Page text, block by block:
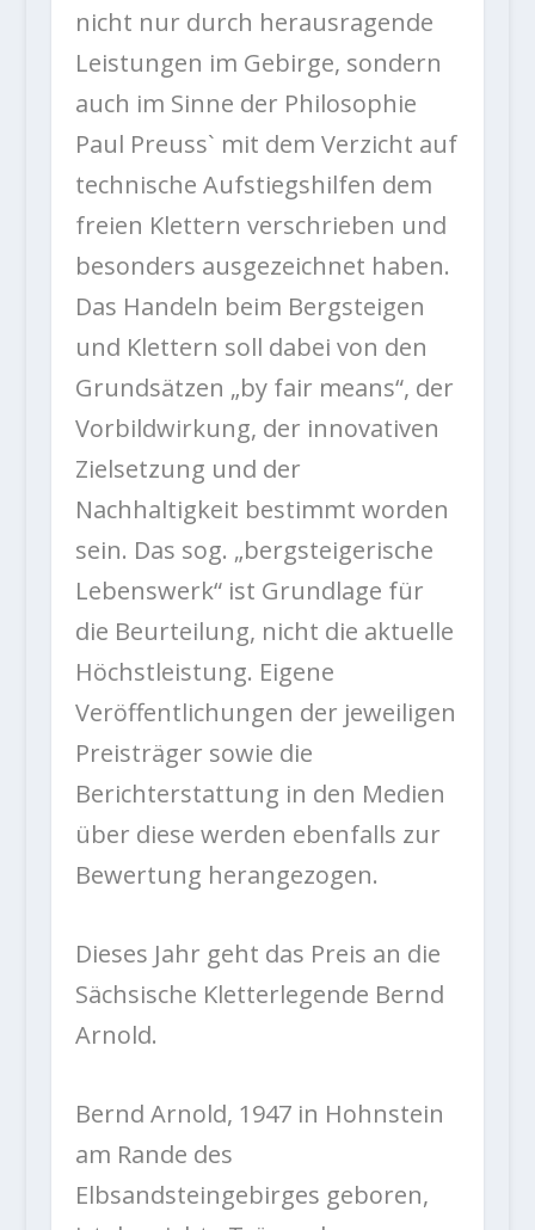
nicht nur durch herausragende
Leistungen im Gebirge, sondern
auch im Sinne der Philosophie
Paul Preuss` mit dem Verzicht auf
technische Aufstiegshilfen dem
freien Klettern verschrieben und
besonders ausgezeichnet haben.
Das Handeln beim Bergsteigen
und Klettern soll dabei von den
Grundsätzen „by fair means“, der
Vorbildwirkung, der innovativen
Zielsetzung und der
Nachhaltigkeit bestimmt worden
sein. Das sog. „bergsteigerische
Lebenswerk“ ist Grundlage für
die Beurteilung, nicht die aktuelle
Höchstleistung. Eigene
Veröffentlichungen der jeweiligen
Preisträger sowie die
Berichterstattung in den Medien
über diese werden ebenfalls zur
Bewertung herangezogen.
Dieses Jahr geht das Preis an die
Sächsische Kletterlegende Bernd
Arnold.
Bernd Arnold, 1947 in Hohnstein
am Rande des
Elbsandsteingebirges geboren,